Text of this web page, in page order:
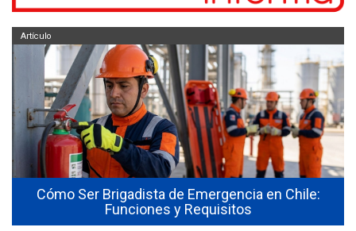
Cómo Ser Brigadista de Emergencia en Chile:
Funciones y Requisitos
Artículo